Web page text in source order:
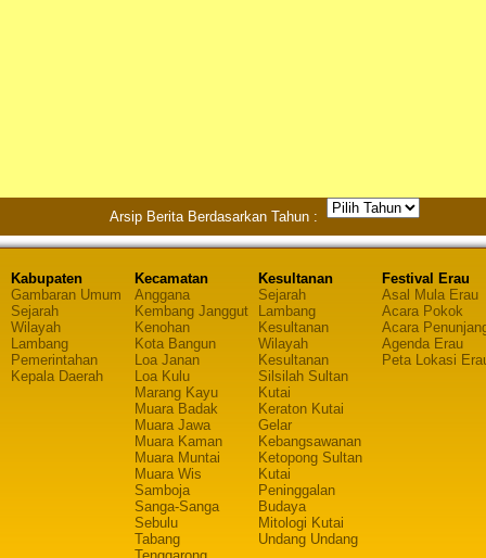
Arsip Berita Berdasarkan Tahun :
Kabupaten
Gambaran Umum
Sejarah
Wilayah
Lambang
Pemerintahan
Kepala Daerah
Kecamatan
Anggana
Kembang Janggut
Kenohan
Kota Bangun
Loa Janan
Loa Kulu
Marang Kayu
Muara Badak
Muara Jawa
Muara Kaman
Muara Muntai
Muara Wis
Samboja
Sanga-Sanga
Sebulu
Tabang
Kesultanan
Sejarah
Lambang
Kesultanan
Wilayah
Kesultanan
Silsilah Sultan
Kutai
Keraton Kutai
Gelar
Kebangsawanan
Ketopong Sultan
Kutai
Peninggalan
Budaya
Mitologi Kutai
Undang Undang
Festival Erau
Asal Mula Erau
Acara Pokok
Acara
Agenda Erau
Peta Lokasi